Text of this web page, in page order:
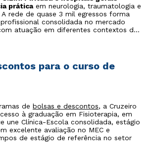
práticaem neurologia, traumatologia e
rede de quase 3 mil egressos forma
consolidada no mercado
atuação em diferentes contextos da
para o curso de
de bolsas e descontos, a Cruzeiro
à graduação em Fisioterapia, em
une Clínica-Escola consolidada, estágio
excelente avaliação no MEC e
de estágio de referência no setor